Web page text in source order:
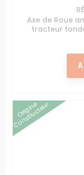
Axe de Roue
tracteur
Origine
Constructeur